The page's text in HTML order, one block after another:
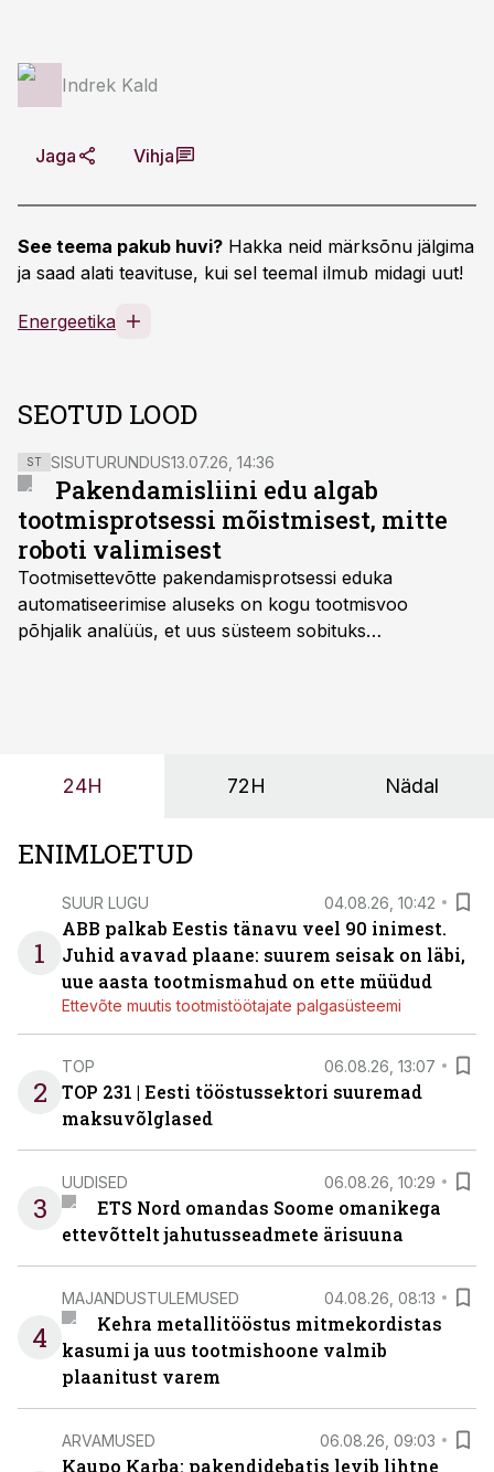
Indrek Kald
Jaga Vihja
See teema pakub huvi? Hakka neid märksõnu jälgima
ja saad alati teavituse, kui sel teemal ilmub midagi uut!
Energeetika
SEOTUD LOOD
ST SISUTURUNDUS13.07.26, 14:36
Pakendamisliini edu algab
tootmisprotsessi mõistmisest, mitte
roboti valimisest
Tootmisettevõtte pakendamisprotsessi eduka
automatiseerimise aluseks on kogu tootmisvoo
põhjalik analüüs, et uus süsteem sobituks
OÜ tegevjuht Sander Mitendorf.
24H 72H Nädal
ENIMLOETUD
1
SUUR LUGU 04.08.26, 10:42
ABB palkab Eestis tänavu veel 90 inimest.
Juhid avavad plaane: suurem seisak on läbi,
uue aasta tootmismahud on ette müüdud
Ettevõte muutis tootmistöötajate palgasüsteemi
2
TOP 06.08.26, 13:07
TOP 231 | Eesti tööstussektori suuremad
maksuvõlglased
3
UUDISED 06.08.26, 10:29
ETS Nord omandas Soome omanikega
ettevõttelt jahutusseadmete ärisuuna
4
MAJANDUSTULEMUSED 04.08.26, 08:13
Kehra metallitööstus mitmekordistas
kasumi ja uus tootmishoone valmib
plaanitust varem
ARVAMUSED 06.08.26, 09:03
Kaupo Karba: pakendidebatis levib lihtne